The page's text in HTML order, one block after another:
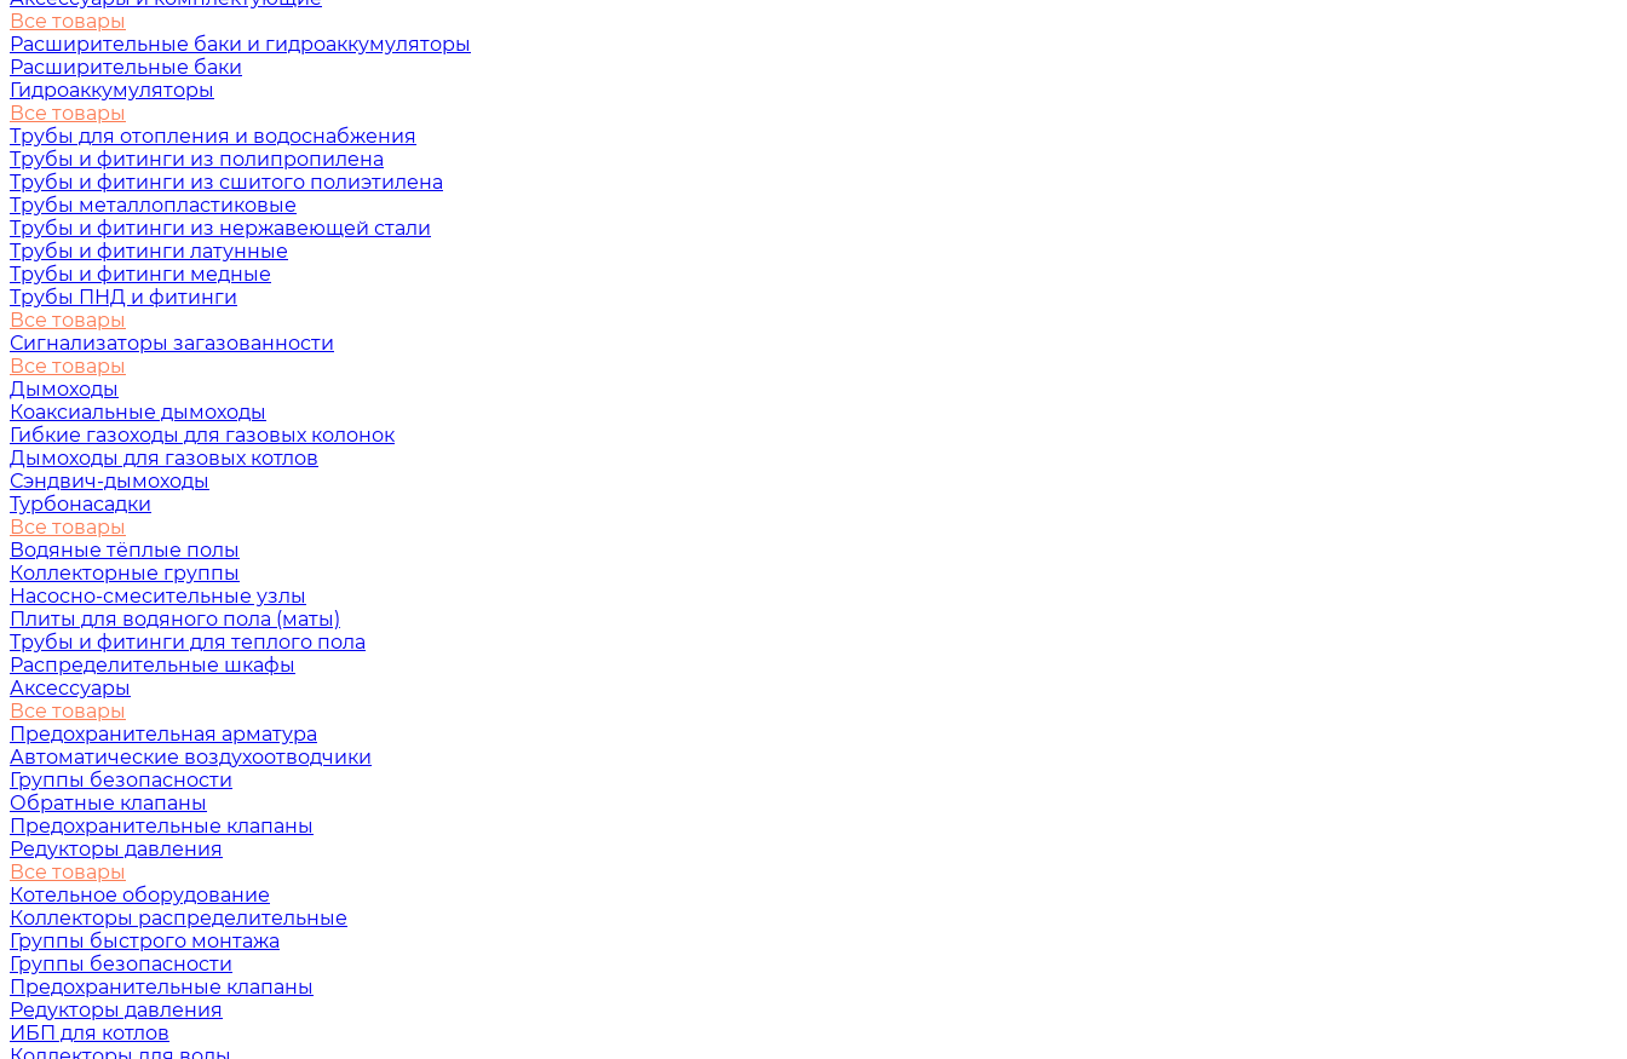
Все товары
Расширительные баки и гидроаккумуляторы
Расширительные баки
Гидроаккумуляторы
Все товары
Трубы для отопления и водоснабжения
Трубы и фитинги из полипропилена
Трубы и фитинги из сшитого полиэтилена
Трубы металлопластиковые
Трубы и фитинги из нержавеющей стали
Трубы и фитинги латунные
Трубы и фитинги медные
Трубы ПНД и фитинги
Все товары
Сигнализаторы загазованности
Все товары
Дымоходы
Коаксиальные дымоходы
Гибкие газоходы для газовых колонок
Дымоходы для газовых котлов
Сэндвич-дымоходы
Турбонасадки
Все товары
Водяные тёплые полы
Коллекторные группы
Насосно-смесительные узлы
Плиты для водяного пола (маты)
Трубы и фитинги для теплого пола
Распределительные шкафы
Аксессуары
Все товары
Предохранительная арматура
Автоматические воздухоотводчики
Группы безопасности
Обратные клапаны
Предохранительные клапаны
Редукторы давления
Все товары
Котельное оборудование
Коллекторы распределительные
Группы быстрого монтажа
Группы безопасности
Предохранительные клапаны
Редукторы давления
ИБП для котлов